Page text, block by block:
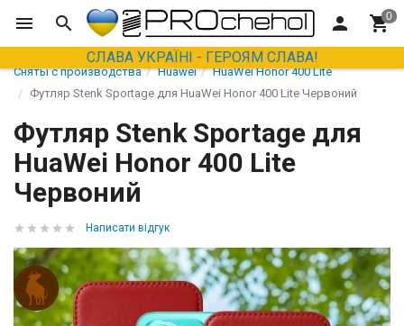
СЛАВА УКРАЇНІ - ГЕРОЯМ СЛАВА!
Сняты с производства Huawei
HuaWei Honor 400 Lite
Футляр Stenk Sportage для HuaWei Honor 400 Lite Червоний
Футляр Stenk Sportage для
HuaWei Honor 400 Lite
Червоний
Написати відгук